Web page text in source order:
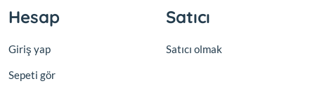
Hesap
Giriş yap
Sepeti gör
Satıcı
Satıcı olmak